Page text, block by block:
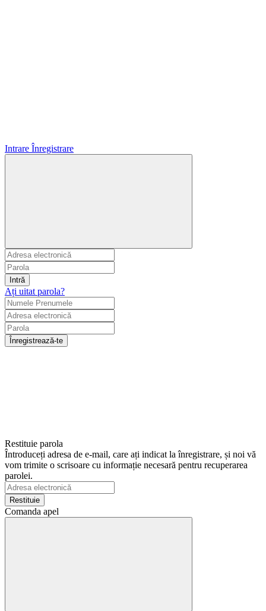
Intrare Înregistrare
Intră
Ați uitat parola?
Înregistrează-te
Restituie parola
Întroduceți adresa de e-mail, care ați indicat la înregistrare, și noi vă
vom trimite o scrisoare cu informație necesară pentru recuperarea
parolei.
Restituie
Comanda apel